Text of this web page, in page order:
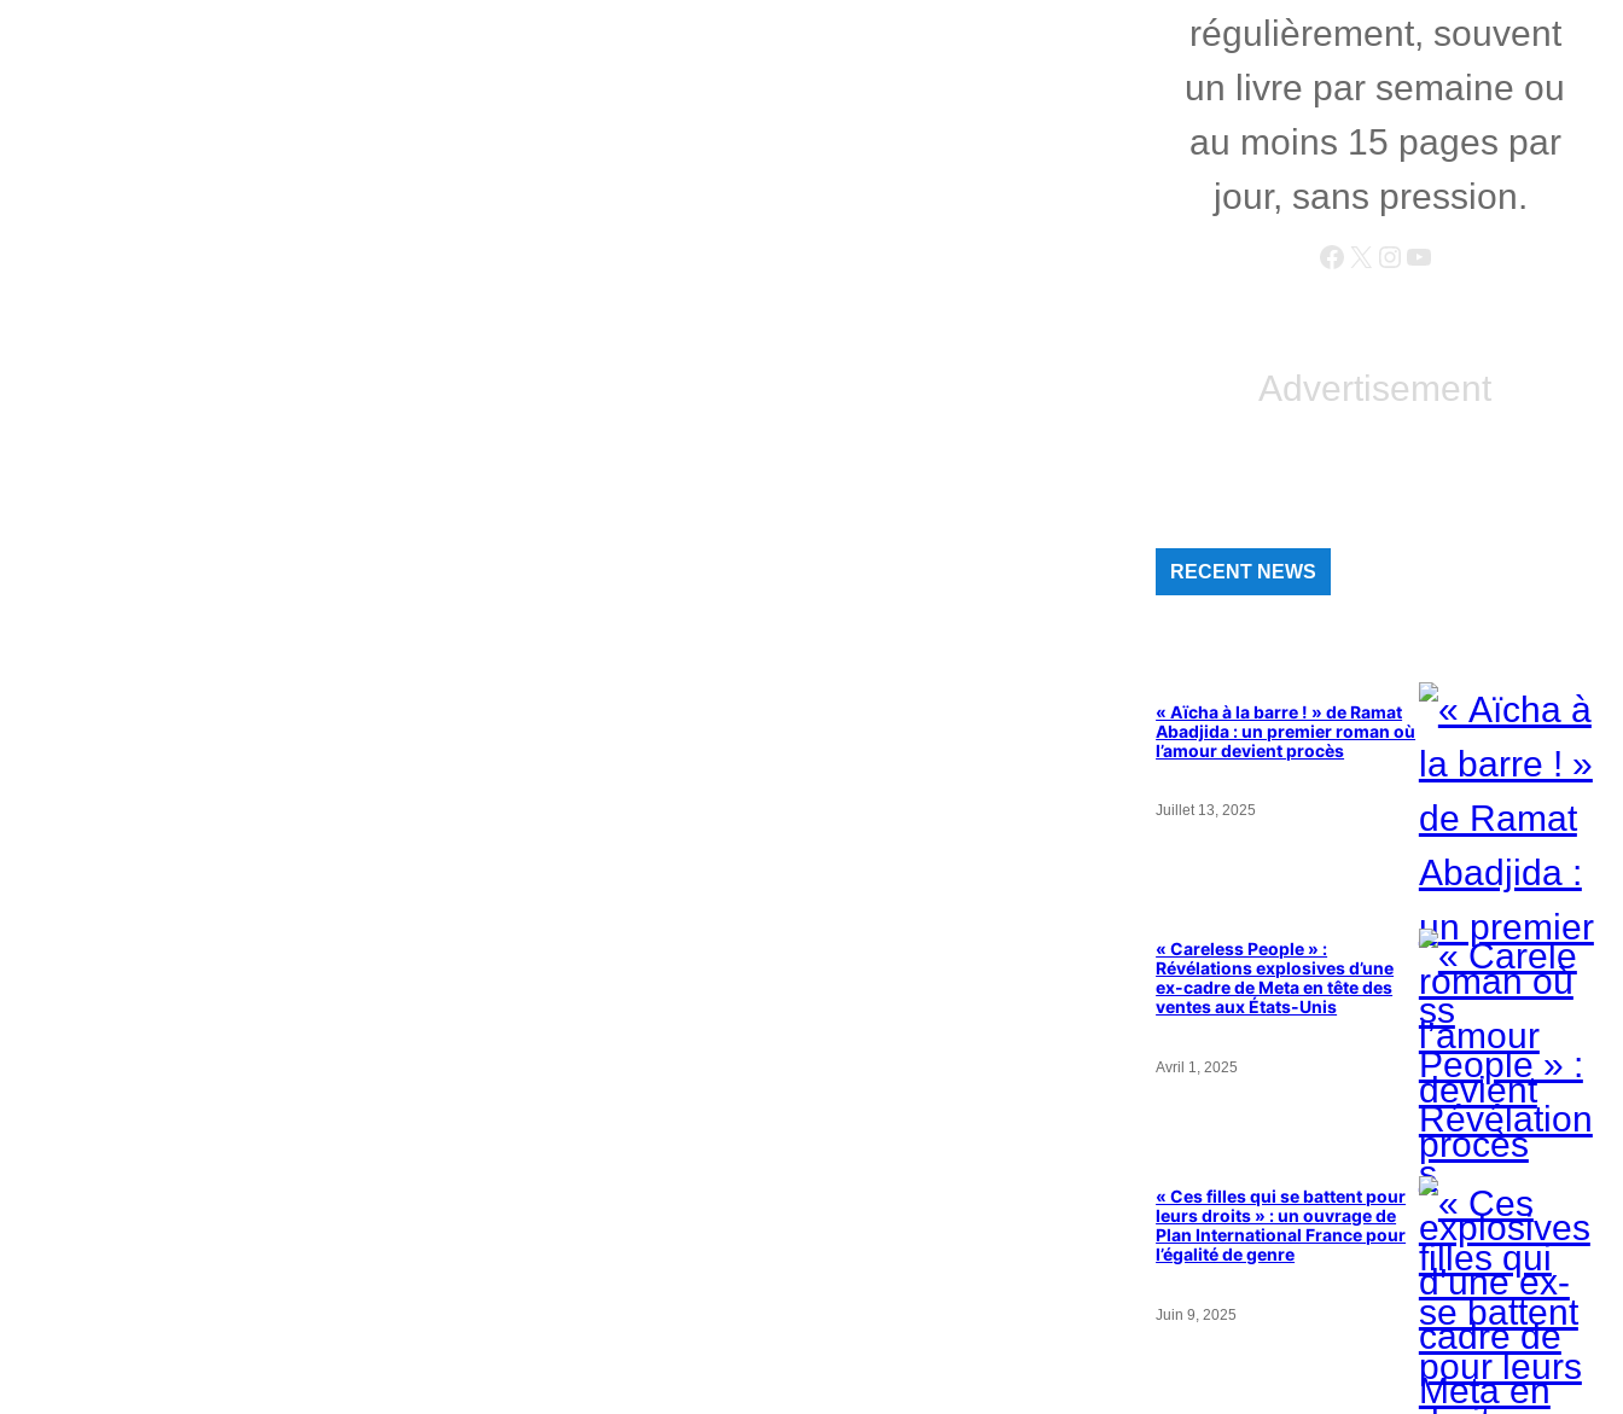
régulièrement, souvent
un livre par semaine ou
au moins 15 pages par
jour, sans pression.
Facebook X Instagram YouTube
Advertisement
RECENT NEWS
« Aïcha à la barre ! » de Ramat
Abadjida : un premier roman où
l’amour devient procès
Juillet 13, 2025
« Careless People » :
Révélations explosives d’une
ex-cadre de Meta en tête des
ventes aux États-Unis
Avril 1, 2025
« Ces filles qui se battent pour
leurs droits » : un ouvrage de
Plan International France pour
l’égalité de genre
Juin 9, 2025